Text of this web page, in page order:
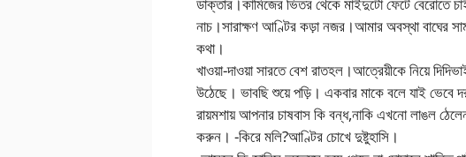
নাচ।সারাক্ষণ আণ্টির কড়া নজর।আমার অবস্থা বাঘের
কথা।
খাওয়া-দাওয়া সারতে বেশ রাতহল।আত্রেয়ীকে নিয়ে
উঠেছে। ভাবছি শুয়ে পড়ি। একবার মাকে বলে যাই ভেবে
রায়মশায় আপনার চাষবাস কি বন্ধ,নাকি এখনো লাঙল
করুন। -কিরে মলি?আণ্টির চোখে দুষ্টুহাসি।